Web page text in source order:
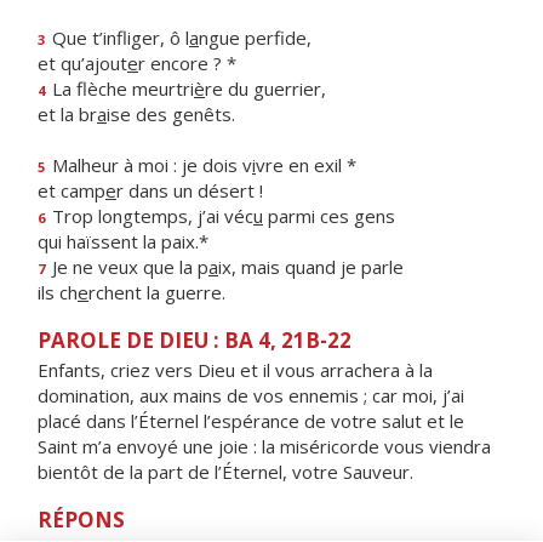
3 Que t’infliger, ô langue perfide,
et qu’ajouter encore ? *
4 La flèche meurtrière du guerrier,
et la braise des genêts.
5 Malheur à moi : je dois vivre en exil *
et camper dans un désert !
6 Trop longtemps, j’ai vécu parmi ces gens
qui haïssent la paix.*
7 Je ne veux que la paix, mais quand je parle
ils cherchent la guerre.
PAROLE DE DIEU : BA 4, 21B-22
Enfants, criez vers Dieu et il vous arrachera à la
domination, aux mains de vos ennemis ; car moi, j’ai
placé dans l’Éternel l’espérance de votre salut et le
Saint m’a envoyé une joie : la miséricorde vous viendra
bientôt de la part de l’Éternel, votre Sauveur.
RÉPONS